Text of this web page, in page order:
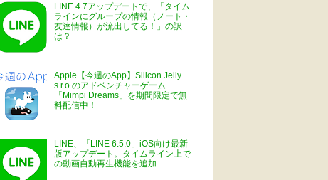
LINE 4.7アップデートで、「タイム
ラインにグループの情報（ノート・
友達情報）が流出してる！」の訳
は？
Apple【今週のApp】Silicon Jelly
s.r.o.のアドベンチャーゲーム
「Mimpi Dreams」を期間限定で無
料配信中！
LINE、「LINE 6.5.0」iOS向け最新
版アップデート。タイムライン上で
の動画自動再生機能を追加